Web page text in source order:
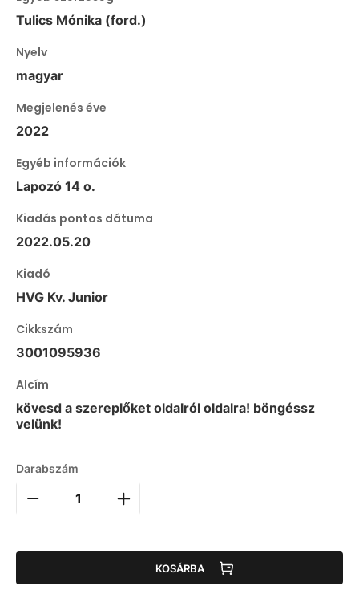
Tulics Mónika (ford.)
Nyelv
magyar
Megjelenés éve
2022
Egyéb információk
Lapozó 14 o.
Kiadás pontos dátuma
2022.05.20
Kiadó
HVG Kv. Junior
Cikkszám
3001095936
Alcím
kövesd a szereplőket oldalról oldalra! böngéssz
velünk!
Darabszám
KOSÁRBA